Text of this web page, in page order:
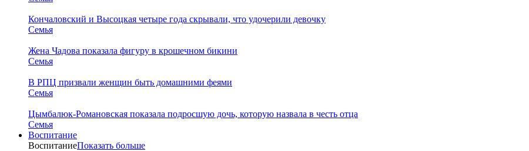
Кончаловский и Высоцкая четыре года скрывали, что удочерили девочку
Семья
Жена Чадова показала фигуру в крошечном бикини
Семья
В РПЦ призвали женщин быть домашними феями
Семья
Цымбалюк-Романовская показала подросшую дочь, которую назвала в честь отца
Семья
Воспитание
ВоспитаниеПоказать больше